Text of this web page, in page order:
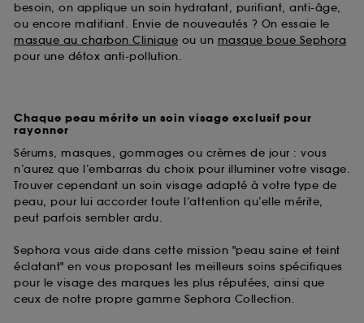
besoin, on applique un soin hydratant, purifiant, anti-âge,
ou encore matifiant. Envie de nouveautés ? On essaie le
masque au charbon Clinique ou un masque boue Sephora
pour une détox anti-pollution.
Chaque peau mérite un soin visage exclusif pour
rayonner
Sérums, masques, gommages ou crèmes de jour : vous
n’aurez que l’embarras du choix pour illuminer votre visage.
Trouver cependant un soin visage adapté à votre type de
peau, pour lui accorder toute l’attention qu’elle mérite,
peut parfois sembler ardu.
Sephora vous aide dans cette mission "peau saine et teint
éclatant" en vous proposant les meilleurs soins spécifiques
pour le visage des marques les plus réputées, ainsi que
ceux de notre propre gamme Sephora Collection.